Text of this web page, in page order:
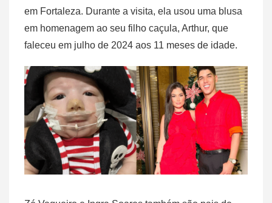
em Fortaleza. Durante a visita, ela usou uma blusa
em homenagem ao seu filho caçula, Arthur, que
faleceu em julho de 2024 aos 11 meses de idade.